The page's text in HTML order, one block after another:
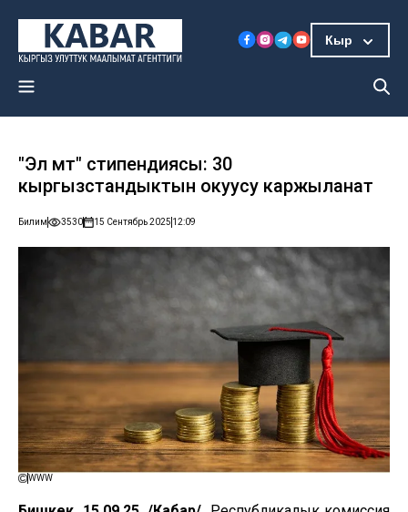
Кыр
"Эл үмүтү" стипендиясы: 30
кыргызстандыктын окуусу каржыланат
Билим 3530 15 Сентябрь 2025 12:09
WWW